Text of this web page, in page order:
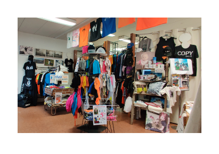
MEILTÄ
MYÖS
TARRAT
JA
TULOSTEET!